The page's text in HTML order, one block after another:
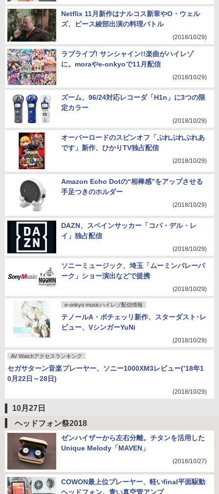
Netflix 11月新作はナルコス新章やO・ウェル
ズ、ピース綾部出演の料理バトル
(2018/10/29)
ラブライブ! サンシャイン!!楽曲がハイレゾ
に。moraやe-onkyoで11月配信
(2018/10/29)
ズーム、96/24対応レコーダ「H1n」に3つの限
定カラー
(2018/10/29)
オーバーロードのスピンオフ「ぷれぷれぷれあ
です」新作、ひかりTV独占配信
(2018/10/29)
Amazon Echo Dotの“相棒感”をアップさせる
手足つきのホルダー
(2018/10/29)
DAZN、スペインサッカー「コパ・デル・レ
イ」独占配信
(2018/10/29)
ソニーミュージック、埼玉「ムーミンバレーパ
ーク」ショー演出などで提携
(2018/10/29)
e-onkyo musicハイレゾ配信情報
テノールA・ボチェッリ新作、スターダスト･レ
ビュー、VシンガーYuNi
(2018/10/29)
AV Watchアクセスランキング
セガサターン音楽プレーヤー、ソニー1000XM3レビュー(’18年1
0月22日～28日)
(2018/10/29)
10月27日
ヘッドフォン祭2018
ゼンハイザーから左右分離。チタンを活用した
Unique Melody「MAVEN」
(2018/10/27)
COWON最上位プレーヤー、軽いfinal平面駆動
ヘッドフォン。青い真空管アンプ